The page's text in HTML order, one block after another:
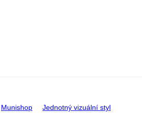
Munishop Jednotný vizuální styl